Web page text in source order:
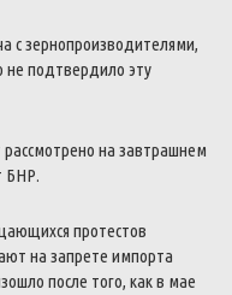
сзернопроизводителями,
не подтвердило эту
рассмотрено на завтрашнем
БНР.
протестов
на запрете импорта
после того, какв мае